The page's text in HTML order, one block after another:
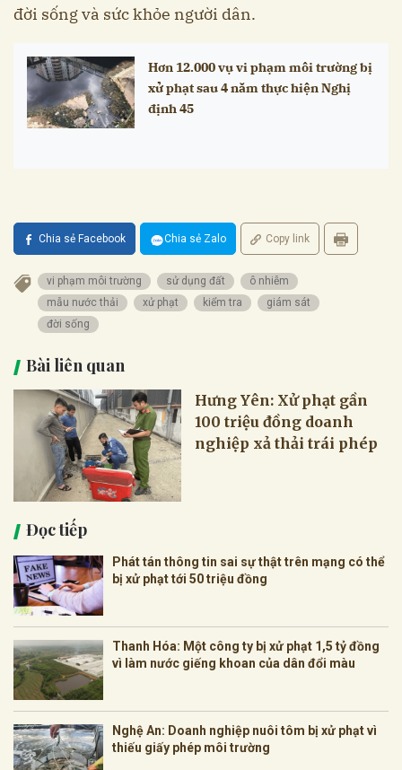
đời sống và sức khỏe người dân.
Hơn 12.000 vụ vi phạm môi trường bị
xử phạt sau 4 năm thực hiện Nghị
định 45
Chia sẻ Facebook Chia sẻ Zalo Copy link
vi phạm môi trường sử dụng đất
ô nhiễm
mẫu nước thải
xử phạt kiểm tra
giám sát
đời sống
Bài liên quan
Hưng Yên: Xử phạt gần
100 triệu đồng doanh
nghiệp xả thải trái phép
Đọc tiếp
Phát tán thông tin sai sự thật trên mạng có thể
bị xử phạt tới 50 triệu đồng
Thanh Hóa: Một công ty bị xử phạt 1,5 tỷ đồng
vì làm nước giếng khoan của dân đổi màu
Nghệ An: Doanh nghiệp nuôi tôm bị xử phạt vì
thiếu giấy phép môi trường